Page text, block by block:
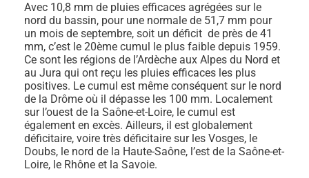
Avec 10,8 mm de pluies efficaces agrégées sur le
nord du bassin, pour une normale de 51,7 mm pour
un mois de septembre, soit un déficit de près de 41
mm, c’est le 20ème cumul le plus faible depuis 1959.
Ce sont les régions de l’Ardèche aux Alpes du Nord et
au Jura qui ont reçu les pluies efficaces les plus
positives. Le cumul est même conséquent sur le nord
de la Drôme où il dépasse les 100 mm. Localement
sur l’ouest de la Saône-et-Loire, le cumul est
également en excès. Ailleurs, il est globalement
déficitaire, voire très déficitaire sur les Vosges, le
Doubs, le nord de la Haute-Saône, l’est de la Saône-et-
Loire, le Rhône et la Savoie.